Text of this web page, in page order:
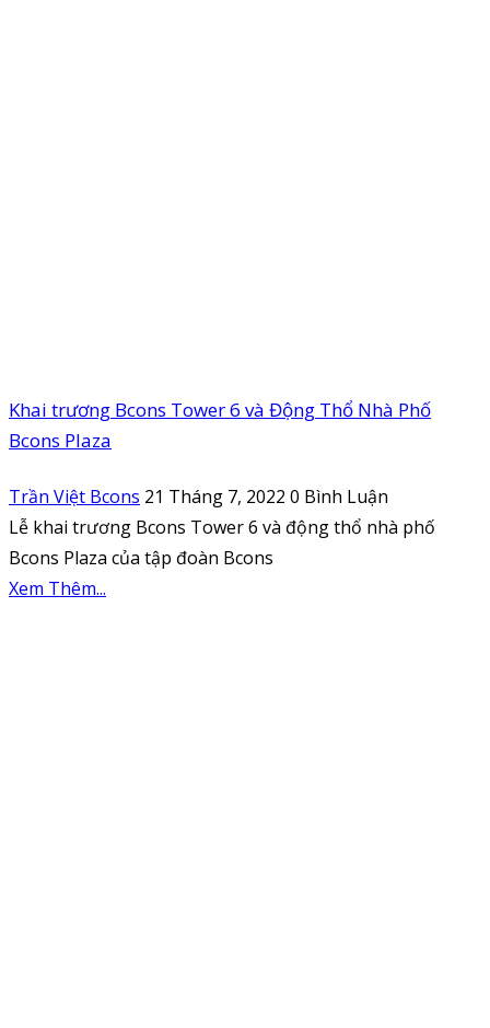
Khai trương Bcons Tower 6 và Động Thổ Nhà Phố
Bcons Plaza
Trần Việt Bcons 21 Tháng 7, 2022 0 Bình Luận
Lễ khai trương Bcons Tower 6 và động thổ nhà phố
Bcons Plaza của tập đoàn Bcons
Xem Thêm...